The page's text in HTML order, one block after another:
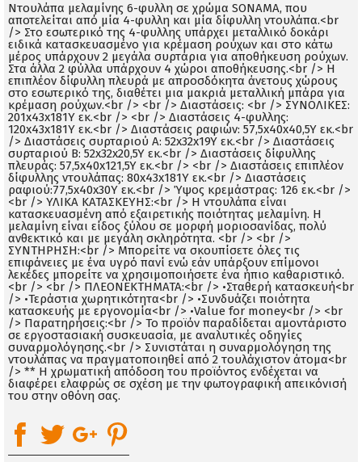
Ντουλάπα μελαμίνης 6-φυλλη σε χρώμα SONAMA, που
αποτελείται από μία 4-φυλλη και μία δίφυλλη ντουλάπα.<br
/> Στο εσωτερικό της 4-φυλλης υπάρχει μεταλλικό δοκάρι
ειδικά κατασκευασμένο για κρέμαση ρούχων και στο κάτω
μέρος υπάρχουν 2 μεγάλα συρτάρια για αποθήκευση ρούχων.
Στα άλλα 2 φύλλα υπάρχουν 4 χώροι αποθήκευσης.<br /> Η
επιπλέον δίφυλλη πλευρά με απροσδόκητα άνετους χώρους
στο εσωτερικό της, διαθέτει μια μακριά μεταλλική μπάρα για
κρέμαση ρούχων.<br /> <br /> Διαστάσεις: <br /> ΣΥΝΟΛΙΚΕΣ:
201x43x181Υ εκ.<br /> <br /> Διαστάσεις 4-φυλλης:
120x43x181Υ εκ.<br /> Διαστάσεις ραφιών: 57,5x40x40,5Y εκ.<br
/> Διαστάσεις συρταριού Α: 52x32x19Y εκ.<br /> Διαστάσεις
συρταριού Β: 52x32x20,5Y εκ.<br /> Διαστάσεις δίφυλλης
πλευράς: 57,5x40x121,5Y εκ.<br /> <br /> Διαστάσεις επιπλέον
δίφυλλης ντουλάπας: 80x43x181Υ εκ.<br /> Διαστάσεις
ραφιού:77,5x40x30Y εκ.<br /> Ύψος κρεμάστρας: 126 εκ.<br />
<br /> ΥΛΙΚΑ ΚΑΤΑΣΚΕΥΗΣ:<br /> Η ντουλάπα είναι
κατασκευασμένη από εξαιρετικής ποιότητας μελαμίνη. Η
μελαμίνη είναι είδος ξύλου σε μορφή μοριοσανίδας, πολύ
ανθεκτικό και με μεγάλη σκληρότητα. <br /> <br />
ΣΥΝΤΗΡΗΣΗ:<br /> Μπορείτε να σκουπίσετε όλες τις
επιφάνειες με ένα υγρό πανί ενώ εάν υπάρξουν επίμονοι
λεκέδες μπορείτε να χρησιμοποιήσετε ένα ήπιο καθαριστικό.
<br /> <br /> ΠΛΕΟΝΕΚΤΗΜΑΤΑ:<br /> •Σταθερή κατασκευή<br
/> •Τεράστια χωρητικότητα<br /> •Συνδυάζει ποιότητα
κατασκευής με εργονομία<br /> •Value for money<br /> <br
/> Παρατηρήσεις:<br /> Το προϊόν παραδίδεται αμοντάριστο
σε εργοστασιακή συσκευασία, με αναλυτικές οδηγίες
συναρμολόγησης.<br /> Συνιστάται η συναρμολόγηση της
ντουλάπας να πραγματοποιηθεί από 2 τουλάχιστον άτομα<br
/> ** Η χρωματική απόδοση του προϊόντος ενδέχεται να
διαφέρει ελαφρώς σε σχέση με την φωτογραφική απεικόνισή
του στην οθόνη σας.